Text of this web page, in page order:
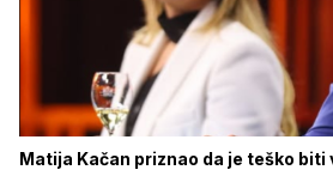
Matija Kačan priznao da je teško